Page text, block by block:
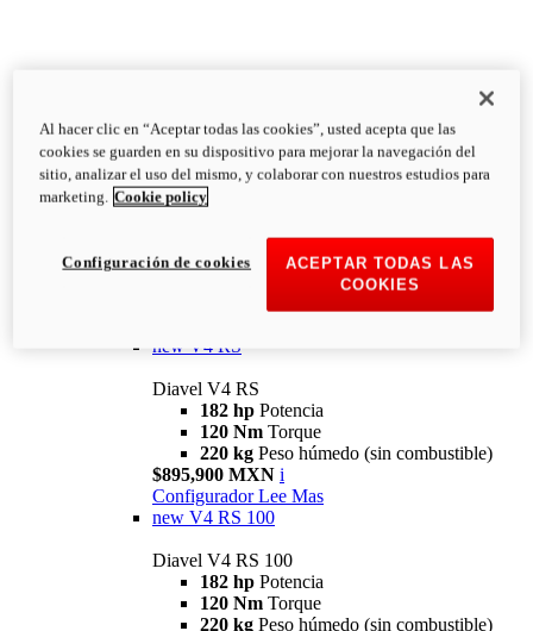
Diavel
V4
Diavel V4
126 NmTorque
223 kg
PESO HÚMEDO SIN
new V4 RS
Diavel V4 RS
182 hp Potencia
120 Nm Torque
220 kg Peso húmedo (sin combustible)
$895,900 MXN i
Configurador Lee Mas
new V4 RS 100
Diavel V4 RS 100
182 hp Potencia
120 Nm Torque
220 kg Peso húmedo (sin combustible)
Al hacer clic en “Aceptar todas las cookies”, usted acepta que las
cookies se guarden en su dispositivo para mejorar la navegación del
sitio, analizar el uso del mismo, y colaborar con nuestros estudios para
marketing. Cookie policy
ACEPTAR TODAS LAS
COOKIES
Configuración de cookies